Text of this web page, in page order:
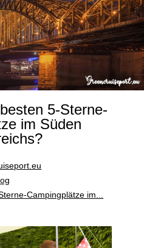
5-Sterne-
im Süden
Campingplätze im...